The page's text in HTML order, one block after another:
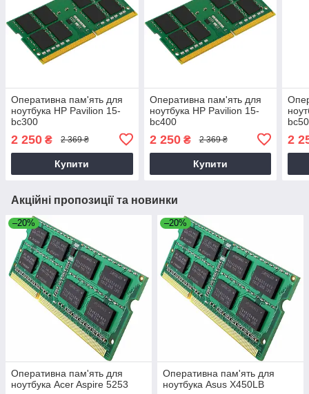
Оперативна пам'ять для
ноутбука HP Pavilion 15-
bc300
2 250 ₴ 2 369 ₴
Купити
Оперативна пам'ять для
ноутбука HP Pavilion 15-
bc400
2 250₴ 2 369 ₴
Купити
2
Акційні пропозиції та новинки
–20%
Оперативна пам'ять для
ноутбука Acer Aspire 5253
–20%
Оперативна пам'ять для
ноутбука Asus X450LB